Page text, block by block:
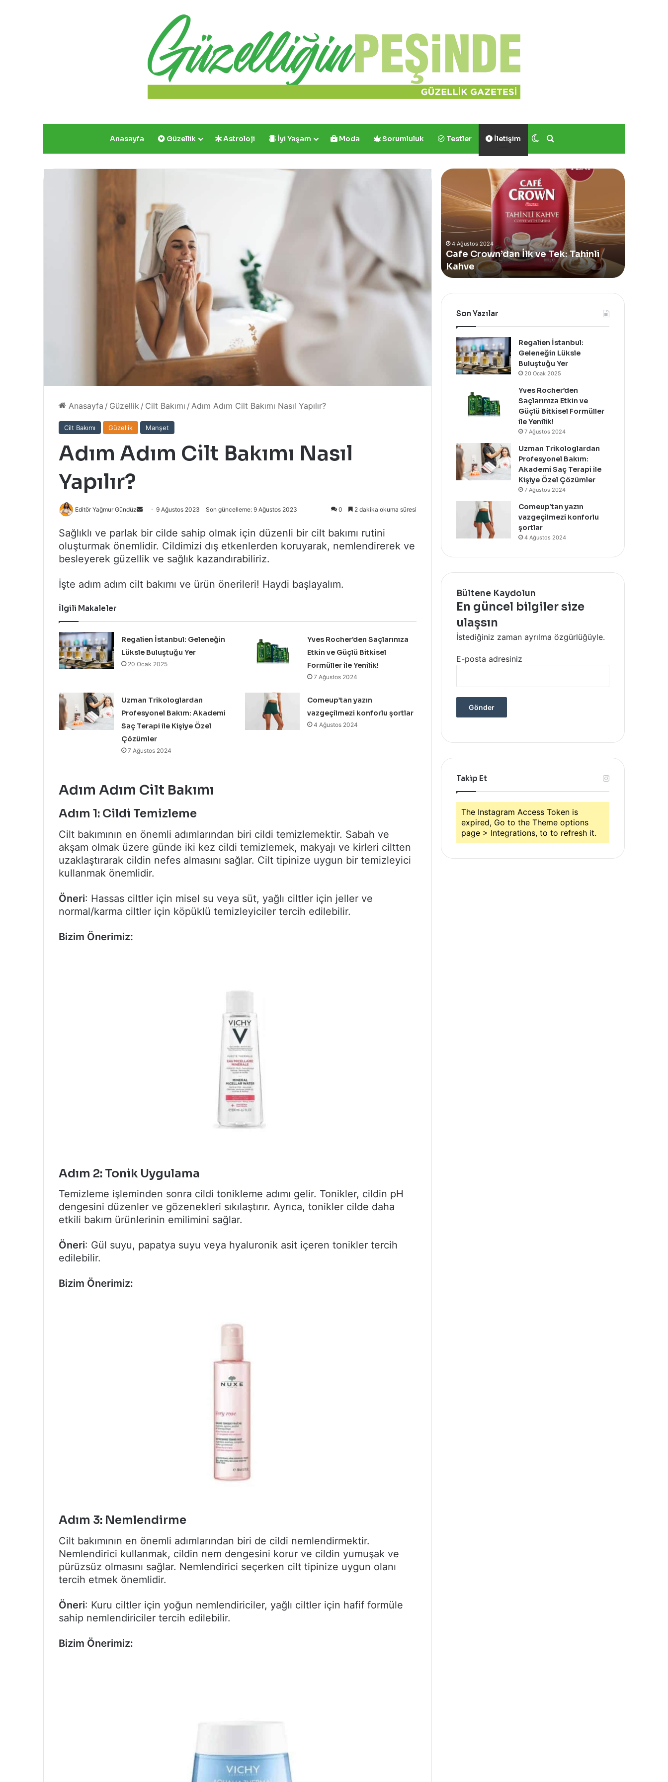
Anasayfa Güzellik Astroloji İyi Yaşam Moda Sorumluluk Testler İletişim Dış görünümü değiştir
Arama yap ...
Anasayfa / Güzellik / Cilt Bakımı / Adım Adım Cilt Bakımı Nasıl Yapılır?
Cilt Bakımı Güzellik Manşet
Adım Adım Cilt Bakımı Nasıl
Yapılır?
Editör Yağmur Gündüz
Bir
posta
göndermek
9 Ağustos 2023 Son güncelleme: 9 Ağustos 2023 0 2 dakika okuma süresi
Sağlıklı ve parlak bir cilde sahip olmak için düzenli bir cilt bakımı rutini
oluşturmak önemlidir. Cildimizi dış etkenlerden koruyarak, nemlendirerek ve
besleyerek güzellik ve sağlık kazandırabiliriz.
İşte adım adım cilt bakımı ve ürün önerileri! Haydi başlayalım.
İlgili Makaleler
Regalien İstanbul: Geleneğin
Lüksle Buluştuğu Yer
20 Ocak 2025
Yves Rocher’den Saçlarınıza
Etkin ve Güçlü Bitkisel
Formüller ile Yenilik!
7 Ağustos 2024
Uzman Trikologlardan
Profesyonel Bakım: Akademi
Saç Terapi ile Kişiye Özel
Çözümler
7 Ağustos 2024
Comeup’tan yazın
vazgeçilmezi konforlu şortlar
4 Ağustos 2024
Adım Adım Cilt Bakımı
Adım 1: Cildi Temizleme
Cilt bakımının en önemli adımlarından biri cildi temizlemektir. Sabah ve
akşam olmak üzere günde iki kez cildi temizlemek, makyajı ve kirleri ciltten
uzaklaştırarak cildin nefes almasını sağlar. Cilt tipinize uygun bir temizleyici
kullanmak önemlidir.
Öneri: Hassas ciltler için misel su veya süt, yağlı ciltler için jeller ve
normal/karma ciltler için köpüklü temizleyiciler tercih edilebilir.
Bizim Önerimiz:
Adım 2: Tonik Uygulama
Temizleme işleminden sonra cildi tonikleme adımı gelir. Tonikler, cildin pH
dengesini düzenler ve gözenekleri sıkılaştırır. Ayrıca, tonikler cilde daha
etkili bakım ürünlerinin emilimini sağlar.
Öneri: Gül suyu, papatya suyu veya hyaluronik asit içeren tonikler tercih
edilebilir.
Bizim Önerimiz:
Adım 3: Nemlendirme
Cilt bakımının en önemli adımlarından biri de cildi nemlendirmektir.
Nemlendirici kullanmak, cildin nem dengesini korur ve cildin yumuşak ve
pürüzsüz olmasını sağlar. Nemlendirici seçerken cilt tipinize uygun olanı
tercih etmek önemlidir.
Öneri: Kuru ciltler için yoğun nemlendiriciler, yağlı ciltler için hafif formüle
sahip nemlendiriciler tercih edilebilir.
Bizim Önerimiz:
Comeup’tan yazın vazgeçilmezi
konforlu şortlar
Yazın Parıldayan Üçlüsü Golden
Rose’da!
Cafe
Crown’dan
Tek:
Tahinli
Kahve
4 Ağustos 2024
Cafe Crown’dan İlk ve Tek: Tahinli
Kahve
Yves
Rocher,
Bodrum’da
Yer
Alan
Yeni
Summer
Up
Mağazasını
Bir
Yves
Özel Bir
Son Yazılar
Regalien İstanbul:
Geleneğin Lüksle
Buluştuğu Yer
20 Ocak 2025
Yves Rocher’den
Saçlarınıza Etkin ve
Güçlü Bitkisel Formüller
ile Yenilik!
7 Ağustos 2024
Uzman Trikologlardan
Profesyonel Bakım:
Akademi Saç Terapi ile
Kişiye Özel Çözümler
7 Ağustos 2024
Comeup’tan yazın
vazgeçilmezi konforlu
şortlar
4 Ağustos 2024
Bültene Kaydolun
En güncel bilgiler size
ulaşsın
İstediğiniz zaman ayrılma özgürlüğüyle.
E-posta adresiniz
Takip Et
The Instagram Access Token is
expired, Go to the Theme options
page > Integrations, to to refresh it.